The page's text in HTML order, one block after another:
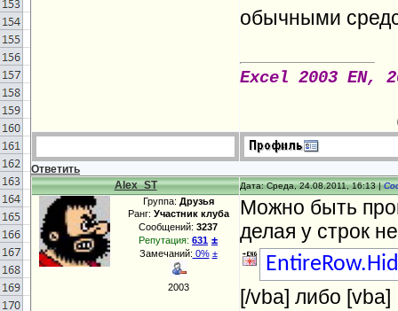
обычными
Excel 2003 EN,
Ответить
Alex_ST
Дата: Среда, 24.08.2011, 16:13 |
Группа: Друзья
Ранг: Участник клуба
Сообщений: 3237
Репутация: 631 ±
Замечаний: 0% ±
2003
Можно быть
делая у строк
[/vba] либо [vba]